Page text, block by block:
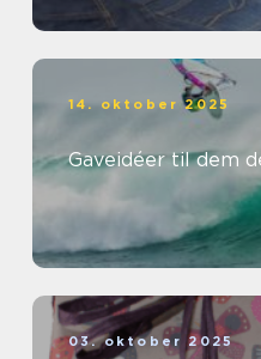
14. oktober 2025
Gaveidéer til dem
03. oktober 2025